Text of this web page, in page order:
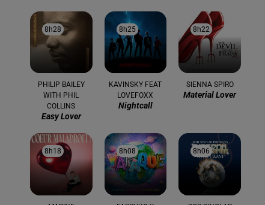
8h28
8h28
PHILIP BAILEY
WITH PHIL
COLLINS
Easy Lover
8h25
8h25
KAVINSKY FEAT
LOVEFOXX
Nightcall
8h22
8h22
SIENNA SPIRO
Material Lover
8h18
8h18 8h08
8h08 8h06
8h06